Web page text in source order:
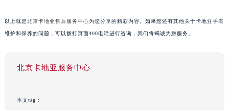
以上就是北京卡地亚售后服务中心为您分享的精彩内容。如果您还有其他关于卡地亚手表
维护和保养的问题，可以拨打页面400电话进行咨询，我们将竭诚为您服务。
北京卡地亚服务中心
本文tag：